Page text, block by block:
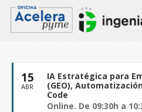
15
ABR
IA Estratégica para
(GEO),
Code
Online. De 09:30h a